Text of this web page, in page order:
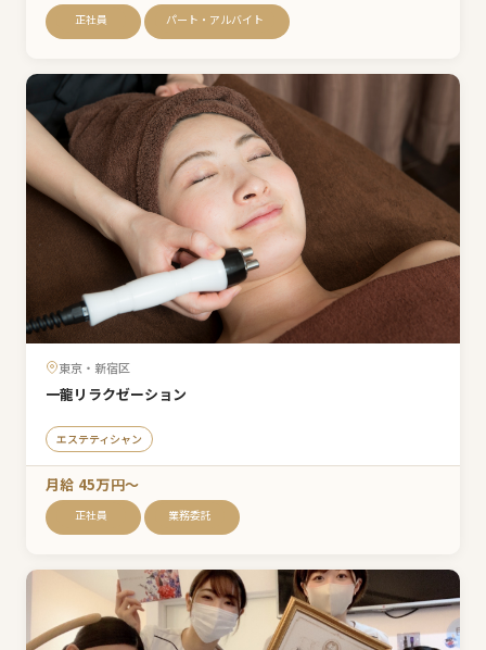
正社員 パート・アルバイト
東京・新宿区
一龍リラクゼーション
エステティシャン
月給 45万円〜
正社員 業務委託